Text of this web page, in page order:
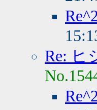
Re: ヒ